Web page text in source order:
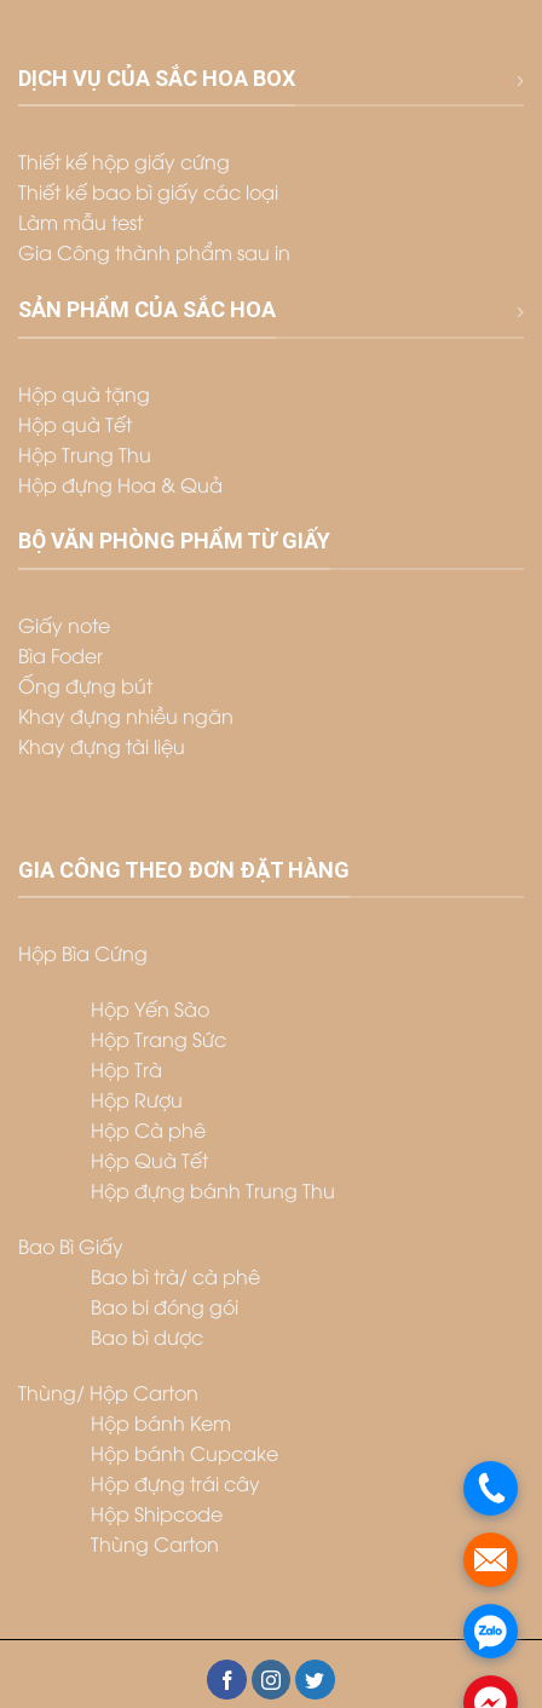
DỊCH VỤ CỦA SẮC HOA BOX
Thiết kế hộp giấy cứng
Thiết kế bao bì giấy các loại
Làm mẫu test
Gia Công thành phẩm sau in
SẢN PHẨM CỦA SẮC HOA
Hộp quà tặng
Hộp quà Tết
Hộp Trung Thu
Hộp đựng Hoa & Quả
BỘ VĂN PHÒNG PHẨM TỪ GIẤY
Giấy note
Bìa Foder
Ống đựng bút
Khay đựng nhiều ngăn
Khay đựng tài liệu
GIA CÔNG THEO ĐƠN ĐẶT HÀNG
Hộp Bìa Cứng
Hộp Yến Sào
Hộp Trang Sức
Hộp Trà
Hộp Rượu
Hộp Cà phê
Hộp Quà Tết
Hộp đựng bánh Trung Thu
Bao Bì Giấy
Bao bì trà/ cà phê
Bao bi đóng gói
Bao bì dược
Thùng/ Hộp Carton
Hộp bánh Kem
Hộp bánh Cupcake
Hộp đựng trái cây
Hộp Shipcode
Thùng Carton
.
.
.
.